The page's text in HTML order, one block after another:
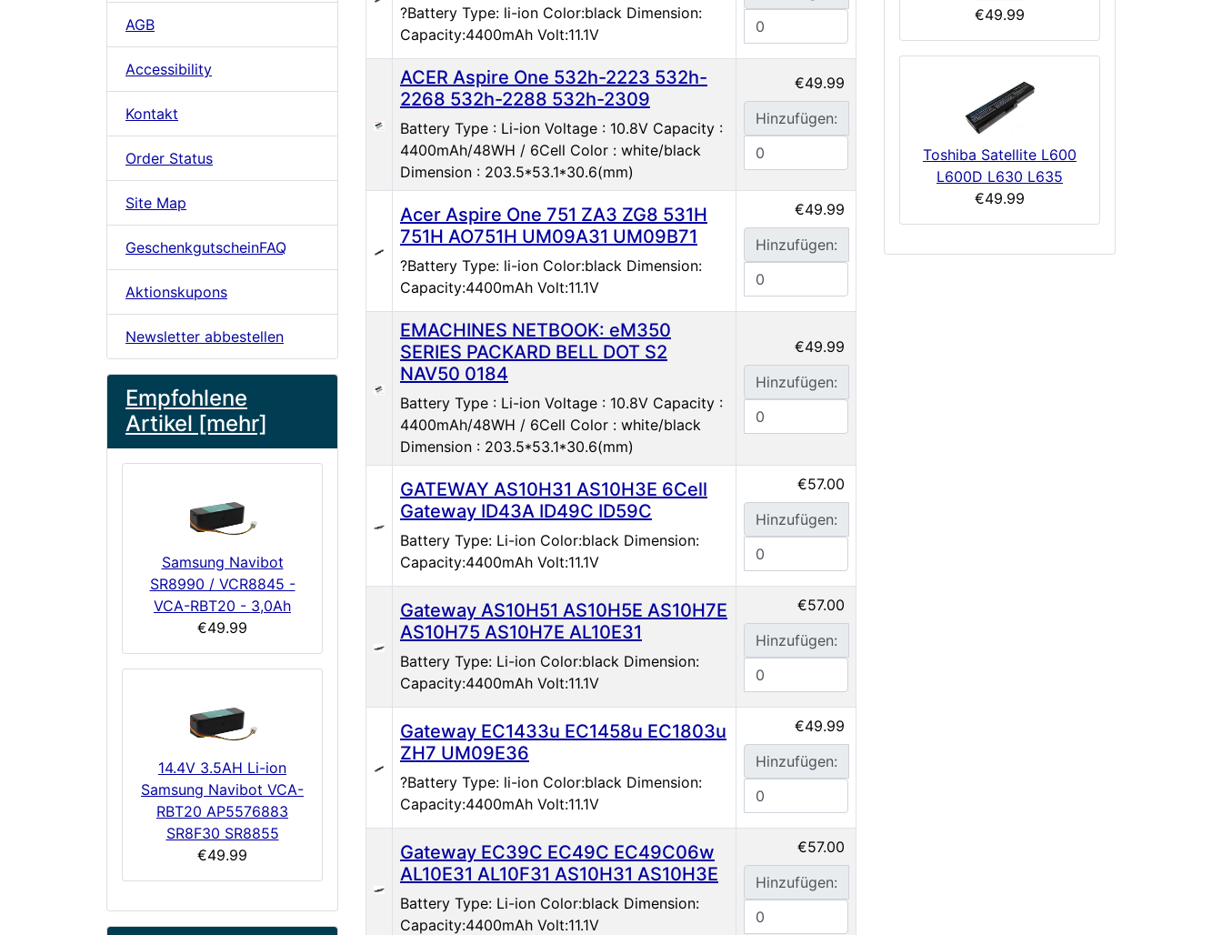
AGB
Accessibility
Kontakt
Order Status
Site Map
GeschenkgutscheinFAQ
Aktionskupons
Newsletter abbestellen
Empfohlene
Artikel [mehr]
Samsung Navibot
SR8990 / VCR8845 -
VCA-RBT20 - 3,0Ah
€49.99
14.4V 3.5AH Li-ion
Samsung Navibot VCA-
RBT20 AP5576883
SR8F30 SR8855
€49.99
?Battery Type: li-ion Color:black Dimension:
Capacity:4400mAh Volt:11.1V
ACER Aspire One 532h-2223 532h-
2268 532h-2288 532h-2309
Battery Type : Li-ion Voltage : 10.8V Capacity :
4400mAh/48WH / 6Cell Color : white/black
Dimension : 203.5*53.1*30.6(mm)
€49.99
Hinzufügen:
Acer Aspire One 751 ZA3 ZG8 531H
751H AO751H UM09A31 UM09B71
?Battery Type: li-ion Color:black Dimension:
Capacity:4400mAh Volt:11.1V
€49.99
Hinzufügen:
EMACHINES NETBOOK: eM350
SERIES PACKARD BELL DOT S2
NAV50 0184
Battery Type : Li-ion Voltage : 10.8V Capacity :
4400mAh/48WH / 6Cell Color : white/black
Dimension : 203.5*53.1*30.6(mm)
€49.99
Hinzufügen:
GATEWAY AS10H31 AS10H3E 6Cell
Gateway ID43A ID49C ID59C
Battery Type: Li-ion Color:black Dimension:
Capacity:4400mAh Volt:11.1V
€57.00
Hinzufügen:
Gateway AS10H51 AS10H5E AS10H7E
AS10H75 AS10H7E AL10E31
Battery Type: Li-ion Color:black Dimension:
Capacity:4400mAh Volt:11.1V
€57.00
Hinzufügen:
Gateway EC1433u EC1458u EC1803u
ZH7 UM09E36
?Battery Type: li-ion Color:black Dimension:
Capacity:4400mAh Volt:11.1V
€49.99
Hinzufügen:
Gateway EC39C EC49C EC49C06w
AL10E31 AL10F31 AS10H31 AS10H3E
Battery Type: Li-ion Color:black Dimension:
Capacity:4400mAh Volt:11.1V
€57.00
Hinzufügen:
€49.99
Toshiba Satellite L600
L600D L630 L635
€49.99